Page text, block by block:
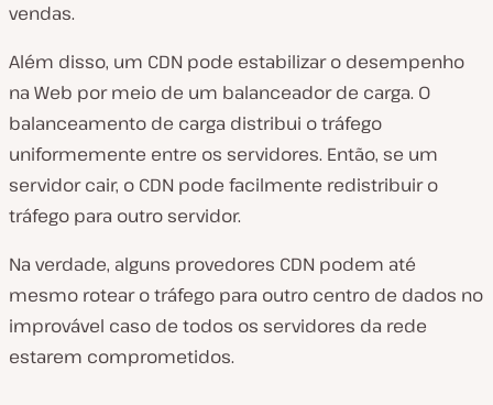
vendas.
Além disso, um CDN pode estabilizar o desempenho
na Web por meio de um balanceador de carga. O
balanceamento de carga distribui o tráfego
uniformemente entre os servidores. Então, se um
servidor cair, o CDN pode facilmente redistribuir o
tráfego para outro servidor.
Na verdade, alguns provedores CDN podem até
mesmo rotear o tráfego para outro centro de dados no
improvável caso de todos os servidores da rede
estarem comprometidos.